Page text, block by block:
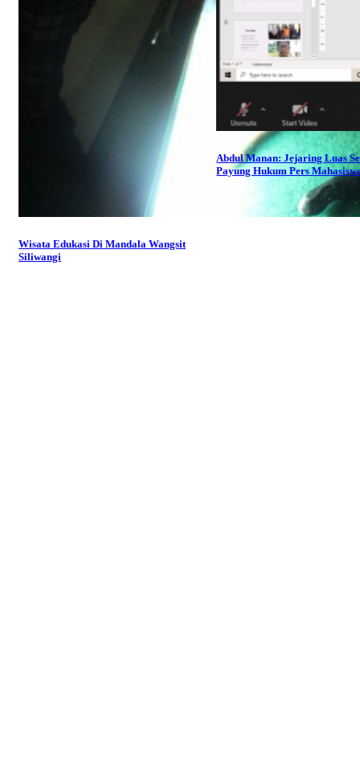
Wisata Edukasi Di Mandala Wangsit
Siliwangi
Abdul Manan: Jejaring Luas
Payung Hukum Pers